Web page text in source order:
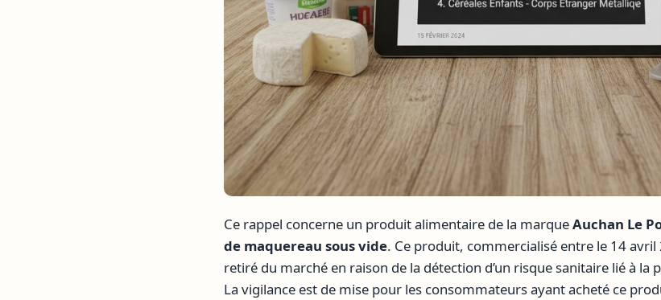
Ce rappel concerne un produit alimentaire de la marqueAuchan Le
de maquereau sous vide. Ce produit, commercialisé entre le 14
retiré du marché en raison de la détection d’un risque sanitaire lié à la
La vigilance est de mise pour les consommateurs ayant acheté ce